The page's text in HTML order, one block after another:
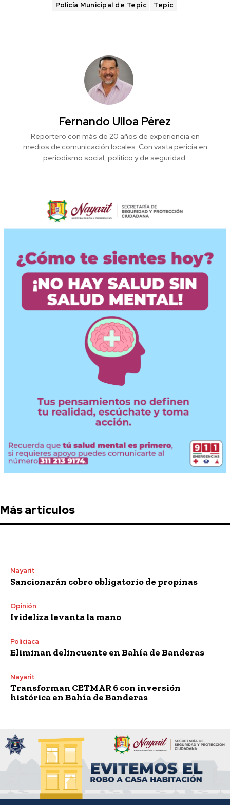
Policía Municipal de Tepic
Tepic
Fernando Ulloa Pérez
Reportero con más de 20 años de experiencia en
medios de comunicación locales. Con vasta pericia en
periodismo social, político y de seguridad.
Más artículos
Nayarit
Sancionarán cobro obligatorio de propinas
Opinión
Ivideliza levanta la mano
Policiaca
Eliminan delincuente en Bahía de Banderas
Nayarit
Transforman CETMAR 6 con inversión
histórica en Bahía de Banderas